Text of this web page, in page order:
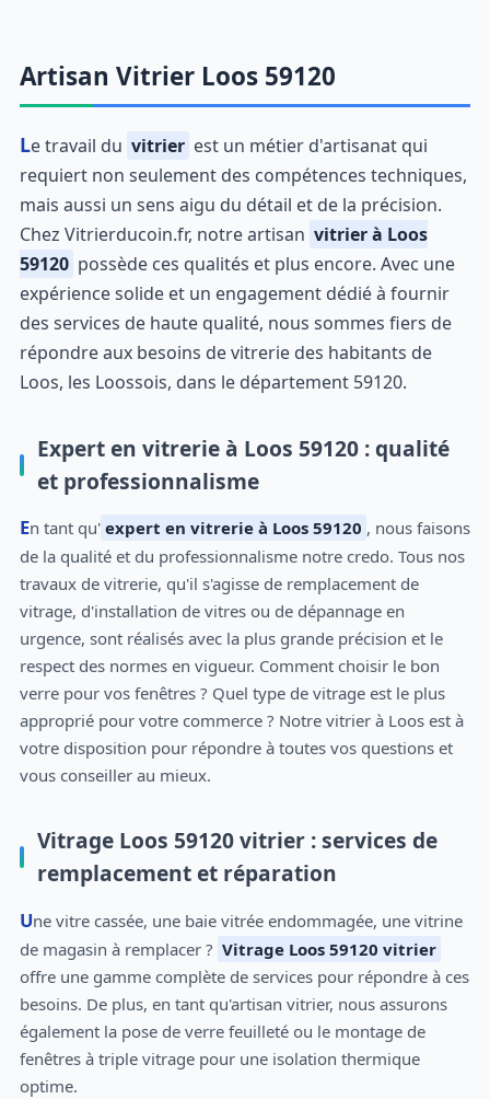
Artisan Vitrier Loos 59120
Le travail du vitrier est un métier d'artisanat qui
requiert non seulement des compétences techniques,
mais aussi un sens aigu du détail et de la précision.
Chez Vitrierducoin.fr, notre artisan vitrier à Loos
59120 possède ces qualités et plus encore. Avec une
expérience solide et un engagement dédié à fournir
des services de haute qualité, nous sommes fiers de
répondre aux besoins de vitrerie des habitants de
Loos, les Loossois, dans le département 59120.
Expert en vitrerie à Loos 59120 : qualité
et professionnalisme
En tant qu' expert en vitrerie à Loos 59120 , nous faisons
de la qualité et du professionnalisme notre credo. Tous nos
travaux de vitrerie, qu'il s'agisse de remplacement de
vitrage, d'installation de vitres ou de dépannage en
urgence, sont réalisés avec la plus grande précision et le
respect des normes en vigueur. Comment choisir le bon
verre pour vos fenêtres ? Quel type de vitrage est le plus
approprié pour votre commerce ? Notre vitrier à Loos est à
votre disposition pour répondre à toutes vos questions et
vous conseiller au mieux.
Vitrage Loos 59120 vitrier : services de
remplacement et réparation
Une vitre cassée, une baie vitrée endommagée, une vitrine
de magasin à remplacer ? Vitrage Loos 59120 vitrier
offre une gamme complète de services pour répondre à ces
besoins. De plus, en tant qu'artisan vitrier, nous assurons
également la pose de verre feuilleté ou le montage de
fenêtres à triple vitrage pour une isolation thermique
optime.